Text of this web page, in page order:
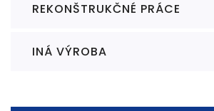
REKONŠTRUKČNÉ PRÁCE
INÁ VÝROBA